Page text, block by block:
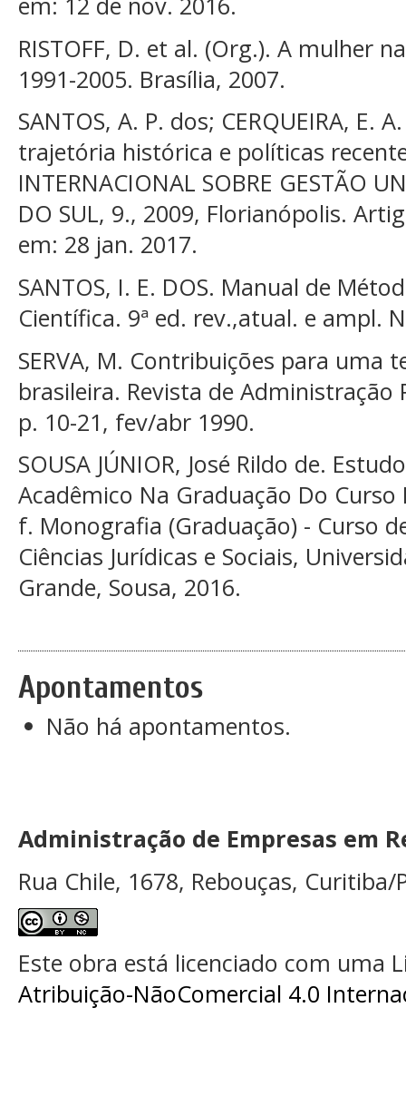
RISTOFF, D. et al. (Org.). A mulher
1991-2005. Brasília, 2007.
SANTOS, A. P. dos; CERQUEIRA, E.
trajetória histórica e políticas
INTERNACIONAL SOBRE GESTÃO
DO SUL, 9., 2009, Florianópolis.
em: 28 jan. 2017.
SANTOS, I. E. DOS. Manual de
Científica. 9ª ed. rev.,atual. e ampl.
SERVA, M. Contribuições para uma
brasileira. Revista de Administração
p. 10-21, fev/abr 1990.
SOUSA JÚNIOR, José Rildo de.
Acadêmico Na Graduação Do
f. Monografia (Graduação) - Curso
Ciências Jurídicas e Sociais,
Grande, Sousa, 2016.
Apontamentos
Não há apontamentos.
Administração de Empresas em
Rua Chile, 1678, Rebouças, Curitiba/
Este obra está licenciado com uma
Atribuição-NãoComercial 4.0